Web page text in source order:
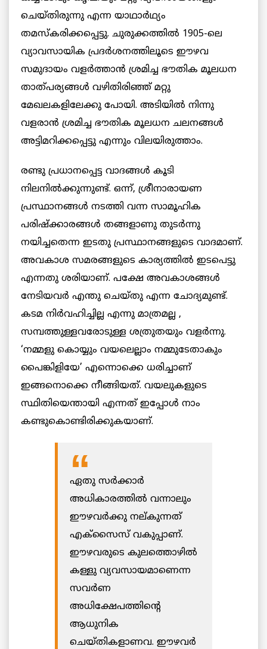
ചെയ്തിരുന്നു എന്ന യാഥാർഥ്യം
തമസ്കരിക്കപ്പെട്ടു. ചുരുക്കത്തില്‍ 1905-ലെ
വ്യാവസായിക പ്രദര്‍ശനത്തിലൂടെ ഈഴവ
സമുദായം വളർത്താന്‍ ശ്രമിച്ച ഭൗതിക മൂലധന
താത്പര്യങ്ങള്‍ വഴിതിരിഞ്ഞ് മറ്റു
മേഖലകളിലേക്കു പോയി. അടിയില്‍ നിന്നു
വളരാന്‍ ശ്രമിച്ച ഭൗതിക മൂലധന ചലനങ്ങൾ
അട്ടിമറിക്കപ്പെട്ടു എന്നും വിലയിരുത്താം.
രണ്ടു പ്രധാനപ്പെട്ട വാദങ്ങള്‍ കൂടി
നിലനില്‍ക്കുന്നുണ്ട്. ഒന്ന്, ശ്രീനാരായണ
പ്രസ്ഥാനങ്ങള്‍ നടത്തി വന്ന സാമൂഹിക
പരിഷ്ക്കാരങ്ങള്‍ തങ്ങളാണു തുടര്‍ന്നു
നയിച്ചതെന്ന ഇടതു പ്രസ്ഥാനങ്ങളുടെ വാദമാണ്.
അവകാശ സമരങ്ങളുടെ കാര്യത്തില്‍ ഇടപെട്ടു
എന്നതു ശരിയാണ്. പക്ഷേ അവകാശങ്ങള്‍
നേടിയവര്‍ എന്തു ചെയ്തു എന്ന ചോദ്യമുണ്ട്.
കടമ നിര്‍വഹിച്ചില്ല എന്നു മാത്രമല്ല ,
സമ്പത്തുള്ളവരോടുള്ള ശത്രുതയും വളര്‍ന്നു.
‘നമ്മളു കൊയ്യും വയലെല്ലാം നമ്മുടേതാകും
പൈങ്കിളിയേ’ എന്നൊക്കെ ധരിച്ചാണ്
ഇങ്ങനൊക്കെ നീങ്ങിയത്. വയലുകളുടെ
സ്ഥിതിയെന്തായി എന്നത് ഇപ്പോള്‍ നാം
കണ്ടുകൊണ്ടിരിക്കുകയാണ്.
ഏതു സര്‍ക്കാര്‍
അധികാരത്തില്‍ വന്നാലും
ഈഴവര്‍ക്കു നല്കുന്നത്
എക്സൈസ് വകുപ്പാണ്.
ഈഴവരുടെ കുലത്തൊഴില്‍
കള്ളു വ്യവസായമാണെന്ന
സവര്‍ണ
അധിക്ഷേപത്തിന്‍റെ
ആധുനിക
ചെയ്തികളാണവ. ഈഴവര്‍